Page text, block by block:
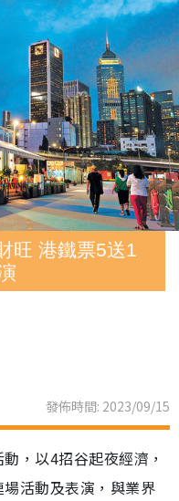
旺 港鐵票5送1
發佈時間: 2023/09/15
，以4招谷起夜經濟，
活動及表演，與業界